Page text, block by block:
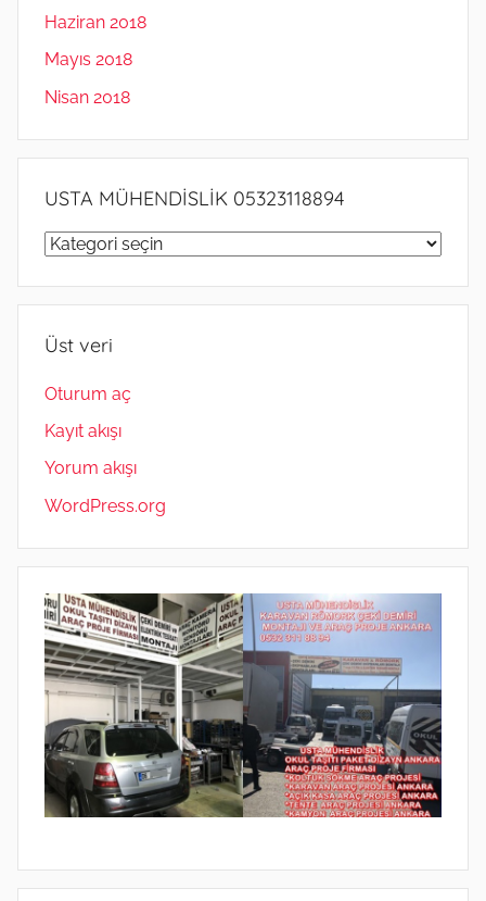
Haziran 2018
Mayıs 2018
Nisan 2018
USTA MÜHENDİSLİK 05323118894
USTA
05323118894
Üst veri
Oturum aç
Kayıt akışı
Yorum akışı
WordPress.org